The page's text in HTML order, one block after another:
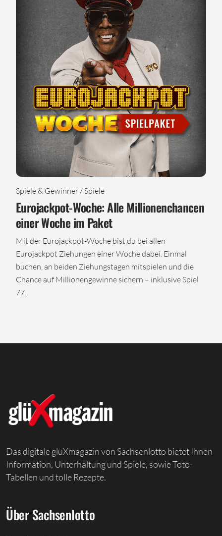
Spiele & Gewinner / Spiele
Eurojackpot-Woche: Alle Millionenchancen
einer Woche im Paket
Mit der Eurojackpot-Woche bist du bei allen
Eurojackpot Ziehungen einer Woche dabei. Einmal
buchen, an beiden Ziehungstagen mitspielen und die
Chance auf Millionengewinne sichern – inklusive Spiel
77.
Das digitale glüXmagazin von Sachsenlotto bietet Ihnen
Information, Unterhaltung und Spiele, sowie Toto-
Tabellen und tolle Rezepte.
Über Sachsenlotto